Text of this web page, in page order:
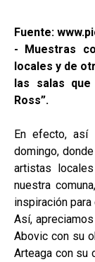
Fuente:
- Muestras
locales y de
las salas
Ross”.
En efecto, así
domingo,
artistas
nuestra
inspiración
Así,
Abovic con su
Arteaga con su